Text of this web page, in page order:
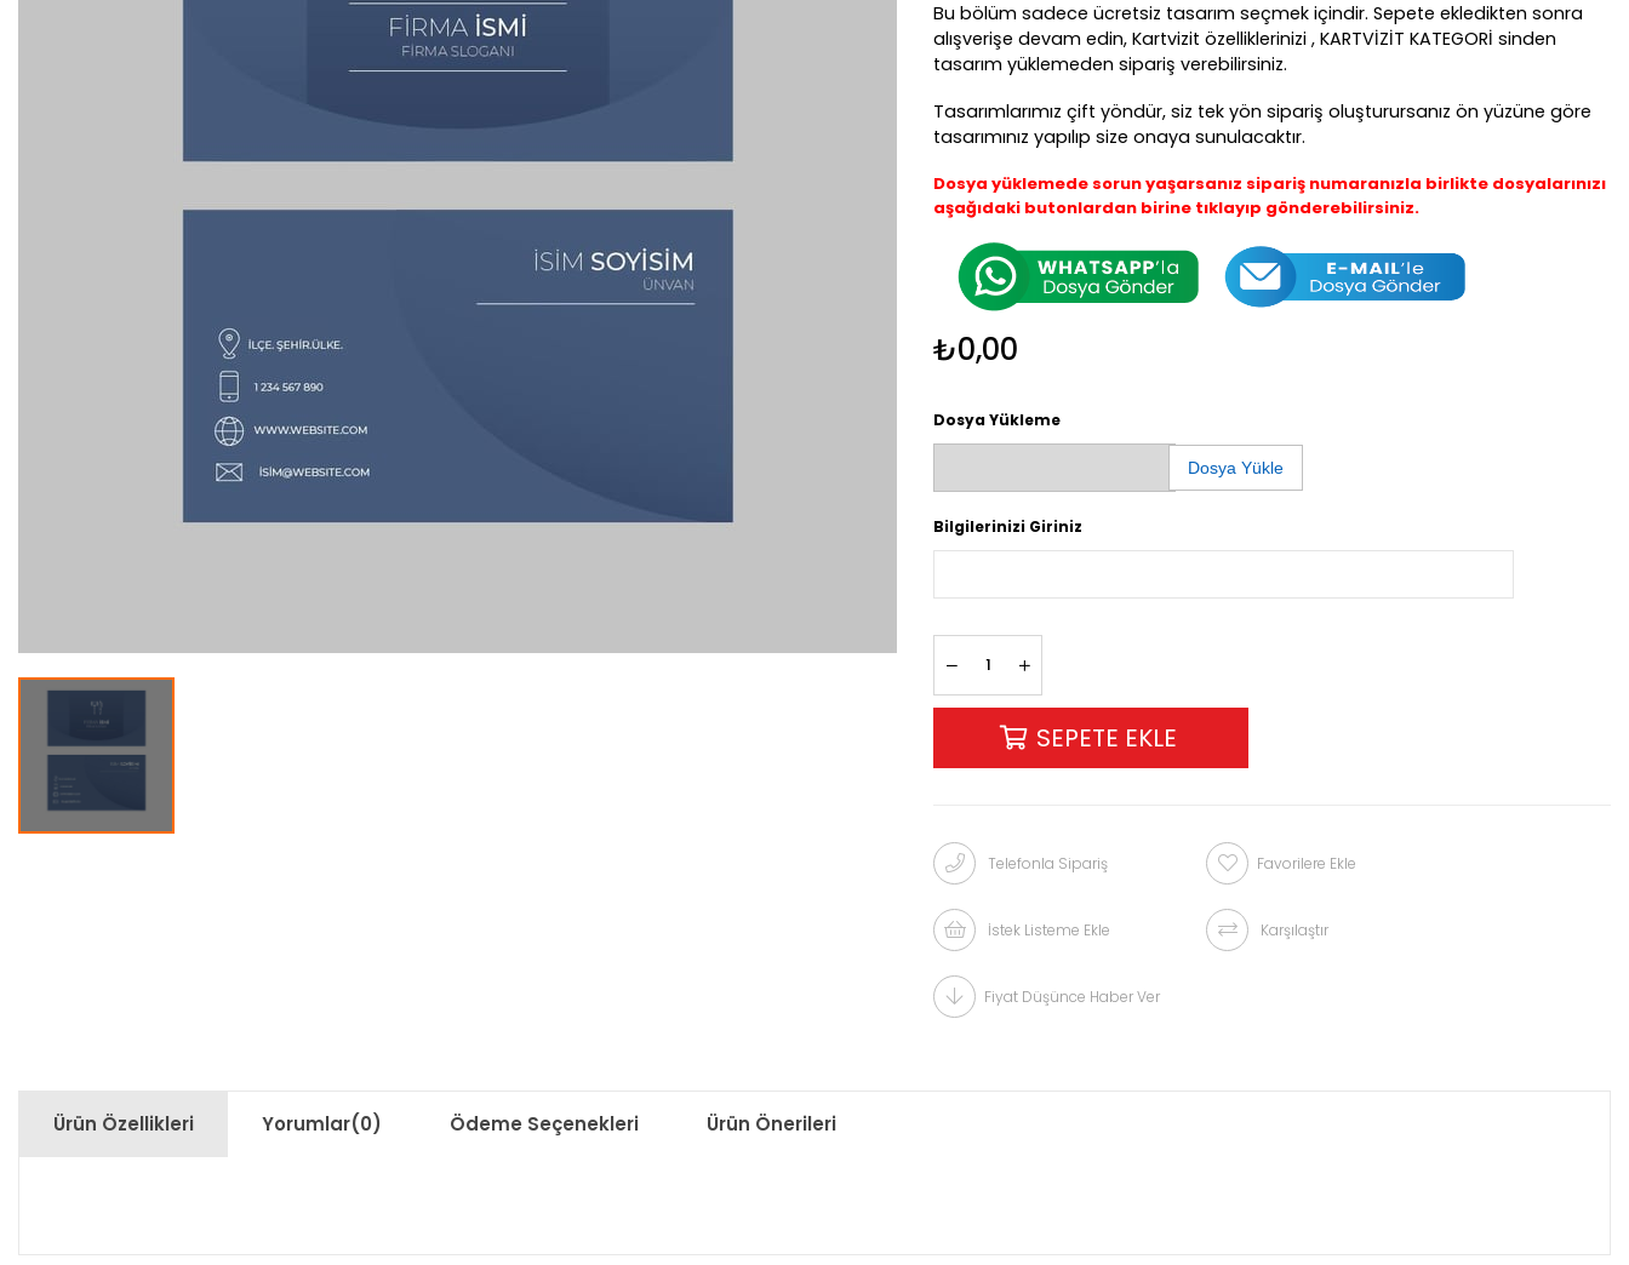
Bu bölüm sadece ücretsiz tasarım seçmek içindir. Sepete ekledikten sonra
alışverişe devam edin, Kartvizit özelliklerinizi , KARTVİZİT KATEGORİ sinden
tasarım yüklemeden sipariş verebilirsiniz.
Tasarımlarımız çift yöndür, siz tek yön sipariş oluşturursanız ön yüzüne göre
tasarımınız yapılıp size onaya sunulacaktır.
Dosya yüklemede sorun yaşarsanız sipariş numaranızla birlikte dosyalarınızı
aşağıdaki butonlardan birine tıklayıp gönderebilirsiniz.
₺0,00
Dosya Yükleme
Dosya Yükle
Bilgilerinizi Giriniz
Telefonla Sipariş Favorilere Ekle
İstek Listeme Ekle Karşılaştır
Fiyat Düşünce Haber Ver
Ürün Özellikleri Yorumlar(0) Ödeme Seçenekleri Ürün Önerileri